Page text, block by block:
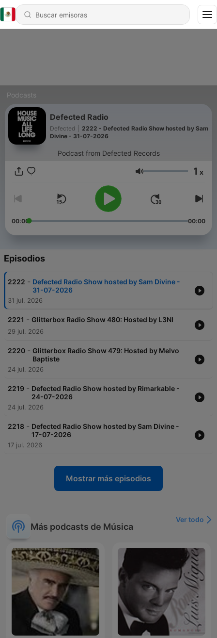
Podcasts
Defected Radio
Defected
2222 - Defected Radio Show hosted by Sam
Divine - 31-07-2026
Podcast from Defected Records
Volumen 1 x
00:00 00:00
Episodios
2222 - Defected Radio Show hosted by Sam Divine -
31-07-2026
31 jul. 2026
2221 - Glitterbox Radio Show 480: Hosted by L3NI
29 jul. 2026
2220 - Glitterbox Radio Show 479: Hosted by Melvo
Baptiste
24 jul. 2026
2219 - Defected Radio Show hosted by Rimarkable -
24-07-2026
24 jul. 2026
2218 - Defected Radio Show hosted by Sam Divine -
17-07-2026
17 jul. 2026
Mostrar más episodios
Más podcasts de Música
Ver todo